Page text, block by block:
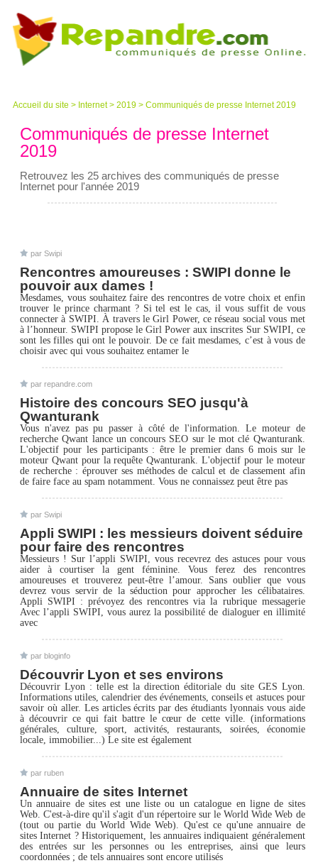
Accueil du site > Internet> 2019 > Communiqués de presse Internet 2019
Communiqués de presse Internet
2019
Retrouvez les 25 archives des communiqués de presse
Internet pour l'année 2019
par Swipi
Rencontres amoureuses : SWIPI donne le
pouvoir aux dames !
Mesdames, vous souhaitez faire des rencontres de votre choix et enfin
trouver le prince charmant ? Si tel est le cas, il vous suffit de vous
connecter à SWIPI. À travers le Girl Power, ce réseau social vous met
à l’honneur. SWIPI propose le Girl Power aux inscrites Sur SWIPI, ce
sont les filles qui ont le pouvoir. De ce fait mesdames, c’est à vous de
choisir avec qui vous souhaitez entamer le
par repandre.com
Histoire des concours SEO jusqu'à
Qwanturank
Vous n'avez pas pu passer à côté de l'information. Le moteur de
recherche Qwant lance un concours SEO sur le mot clé Qwanturank.
L'objectif pour les participants : être le premier dans 6 mois sur le
moteur Qwant pour la requête Qwanturank. L'objectif pour le moteur
de recherche : éprouver ses méthodes de calcul et de classement afin
de faire face au spam notamment. Vous ne connaissez peut être pas
par Swipi
Appli SWIPI : les messieurs doivent séduire
pour faire des rencontres
Messieurs ! Sur l’appli SWIPI, vous recevrez des astuces pour vous
aider à courtiser la gent féminine. Vous ferez des rencontres
amoureuses et trouverez peut-être l’amour. Sans oublier que vous
devrez vous servir de la séduction pour approcher les célibataires.
Appli SWIPI : prévoyez des rencontres via la rubrique messagerie
Avec l’appli SWIPI, vous aurez la possibilité de dialoguer en illimité
avec
par bloginfo
Découvrir Lyon et ses environs
Découvrir Lyon : telle est la direction éditoriale du site GES Lyon.
Informations utiles, calendrier des événements, conseils et astuces pour
savoir où aller. Les articles écrits par des étudiants lyonnais vous aide
à découvrir ce qui fait battre le cœur de cette ville. (informations
générales, culture, sport, activités, restaurants, soirées, économie
locale, immobilier...) Le site est également
par ruben
Annuaire de sites Internet
Un annuaire de sites est une liste ou un catalogue en ligne de sites
Web. C'est-à-dire qu'il s'agit d'un répertoire sur le World Wide Web de
(tout ou partie du World Wide Web). Qu'est ce qu'une annuaire de
sites Internet ? Historiquement, les annuaires indiquaient généralement
des entrées sur les personnes ou les entreprises, ainsi que leurs
coordonnées ; de tels annuaires sont encore utilisés